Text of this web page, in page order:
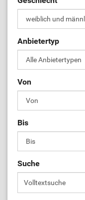
Anbietertyp
Von
Bis
Suche